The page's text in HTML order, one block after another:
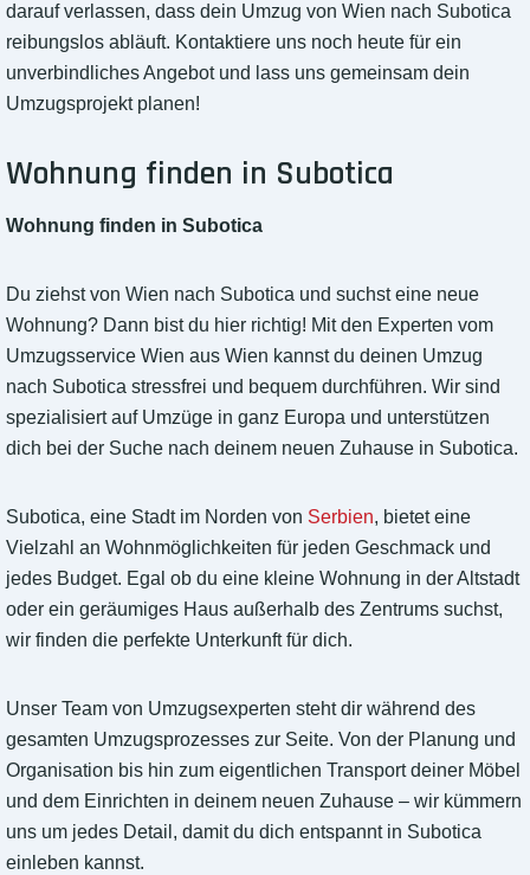
darauf verlassen, dass dein Umzug von Wien nach Subotica
reibungslos abläuft. Kontaktiere uns noch heute für ein
unverbindliches Angebot und lass uns gemeinsam dein
Umzugsprojekt planen!
Wohnung finden in Subotica
Wohnung finden in Subotica
Du ziehst von Wien nach Subotica und suchst eine neue
Wohnung? Dann bist du hier richtig! Mit den Experten vom
Umzugsservice Wien aus Wien kannst du deinen Umzug
nach Subotica stressfrei und bequem durchführen. Wir sind
spezialisiert auf Umzüge in ganz Europa und unterstützen
dich bei der Suche nach deinem neuen Zuhause in Subotica.
Subotica, eine Stadt im Norden von Serbien, bietet eine
Vielzahl an Wohnmöglichkeiten für jeden Geschmack und
jedes Budget. Egal ob du eine kleine Wohnung in der Altstadt
oder ein geräumiges Haus außerhalb des Zentrums suchst,
wir finden die perfekte Unterkunft für dich.
Unser Team von Umzugsexperten steht dir während des
gesamten Umzugsprozesses zur Seite. Von der Planung und
Organisation bis hin zum eigentlichen Transport deiner Möbel
und dem Einrichten in deinem neuen Zuhause – wir kümmern
uns um jedes Detail, damit du dich entspannt in Subotica
einleben kannst.